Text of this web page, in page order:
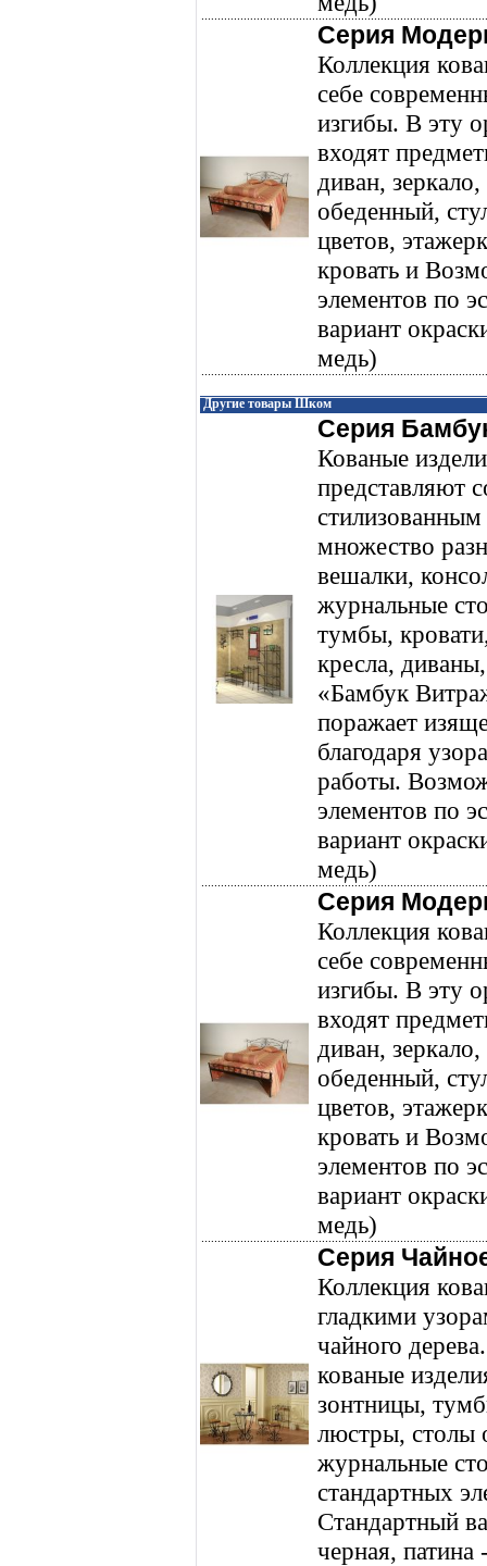
Серия
Коллекция
себе
изгибы. В эту
входят
диван,
обеденный,
цветов,
кровать и
элементов по
вариант
медь)
Другие товары Шком
Серия
Кованые
представляют
множество
вешалки,
журнальные
тумбы,
кресла,
«Бамбук
поражает
благодаря
работы.
элементов по
вариант
медь)
Серия
Коллекция
себе
изгибы. В эту
входят
диван,
обеденный,
цветов,
кровать и
элементов по
вариант
медь)
Серия
Коллекция
гладкими
чайного
кованые
зонтницы,
люстры, столы
журнальные
стандартных
Стандартный
черная, патина